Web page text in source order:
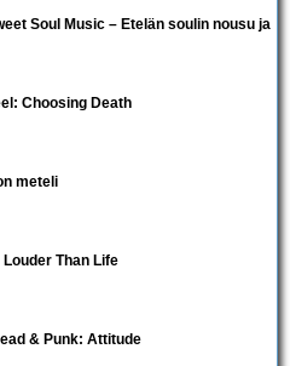
Soul Music – Etelän soulin nousu ja
Choosing Death
meteli
Than Life
& Punk: Attitude